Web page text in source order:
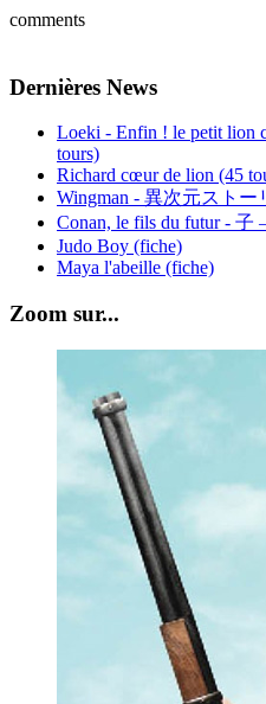
comments
Dernières News
Loeki - Enfin ! le petit lion
tours)
Richard cœur de lion (45
Wingman - 異次元ストー
Conan, le fils du futur - 子
Judo Boy (fiche)
Maya l'abeille (fiche)
Zoom sur...